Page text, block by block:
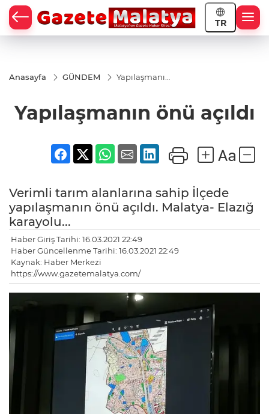
TR
Anasayfa GÜNDEM
Yapılaşmanın
Yapılaşmanın önü açıldı
Verimli tarım alanlarına sahip İlçede
yapılaşmanın önü açıldı. Malatya- Elazığ
karayolu...
Haber Giriş Tarihi: 16.03.2021 22:49
Haber Güncellenme Tarihi: 16.03.2021 22:49
Kaynak: Haber Merkezi
https://www.gazetemalatya.com/